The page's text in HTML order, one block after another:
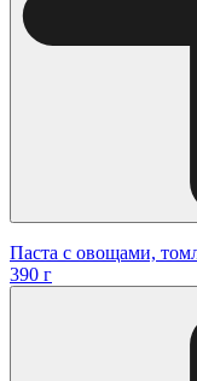
Паста с овощами,
390 г